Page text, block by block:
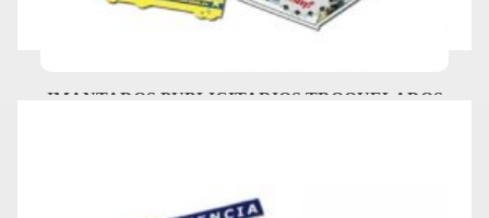
IMANTADOS PUBLICITARIOS TROQUELADOS